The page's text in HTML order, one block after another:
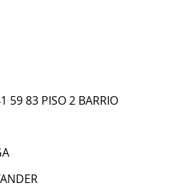
59 83 PISO 2 BARRIO